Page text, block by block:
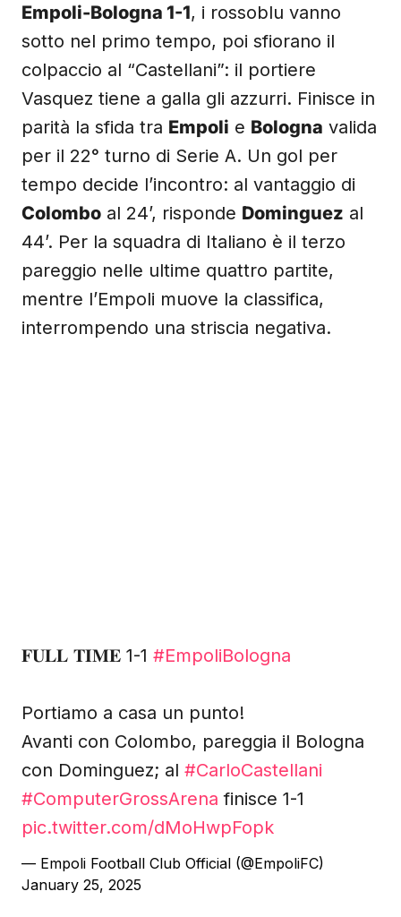
Empoli-Bologna 1-1, i rossoblu vanno
sotto nel primo tempo, poi sfiorano il
colpaccio al “Castellani”: il portiere
Vasquez tiene a galla gli azzurri. Finisce in
parità la sfida tra Empoli e Bologna valida
per il 22° turno di Serie A. Un gol per
tempo decide l’incontro: al vantaggio di
Colombo al 24’, risponde Dominguez al
44’. Per la squadra di Italiano è il terzo
pareggio nelle ultime quattro partite,
mentre l’Empoli muove la classifica,
interrompendo una striscia negativa.
𝐅𝐔𝐋𝐋 𝐓𝐈𝐌𝐄 1-1 #EmpoliBologna
Portiamo a casa un punto!
Avanti con Colombo, pareggia il Bologna
con Dominguez; al #CarloCastellani
#ComputerGrossArena finisce 1-1
pic.twitter.com/dMoHwpFopk
— Empoli Football Club Official (@EmpoliFC)
January 25, 2025